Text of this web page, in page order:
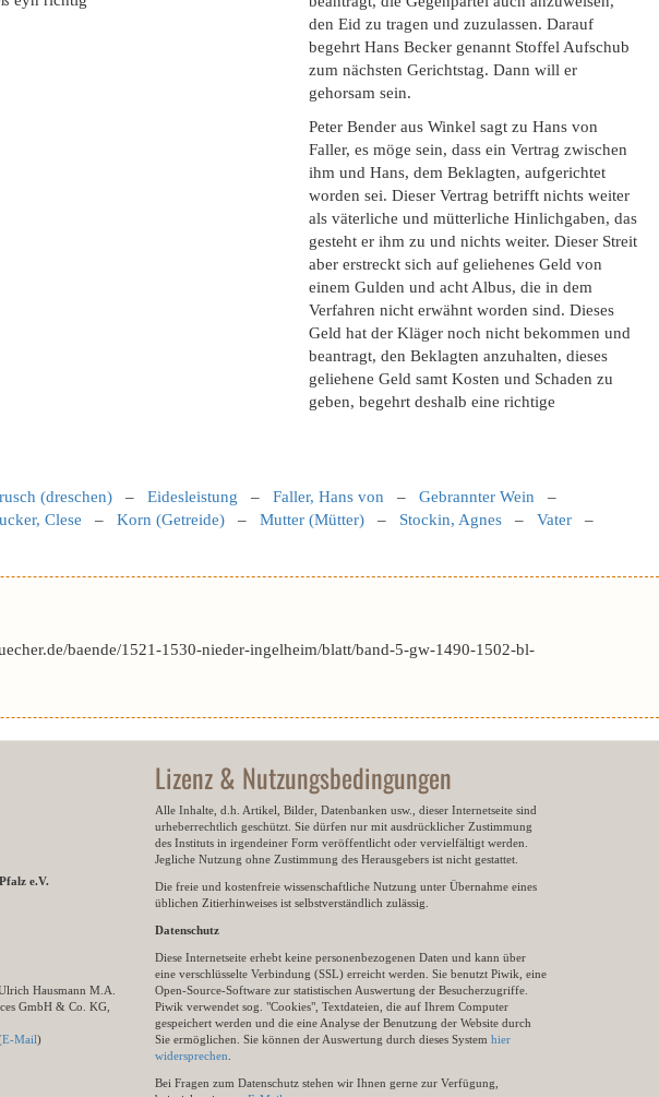
den Eid zu tragen und zuzulassen. Darauf
begehrt Hans Becker genannt Stoffel Aufschub
zum nächsten Gerichtstag. Dann will er
gehorsam sein.
Peter Bender aus Winkel sagt zu Hans von
Faller, es möge sein, dass ein Vertrag zwischen
ihm und Hans, dem Beklagten, aufgerichtet
worden sei. Dieser Vertrag betrifft nichts weiter
als väterliche und mütterliche Hinlichgaben, das
gesteht er ihm zu und nichts weiter. Dieser Streit
aber erstreckt sich auf geliehenes Geld von
einem Gulden und acht Albus, die in dem
Verfahren nicht erwähnt worden sind. Dieses
Geld hat der Kläger noch nicht bekommen und
beantragt, den Beklagten anzuhalten, dieses
geliehene Geld samt Kosten und Schaden zu
geben, begehrt deshalb eine richtige
(dreschen) – Eidesleistung – Faller, Hans von – Gebrannter Wein –
Clese – Korn (Getreide) – Mutter (Mütter) – Stockin, Agnes – Vater –
baende/1521-1530-nieder-ingelheim/blatt/band-5-gw-1490-1502-bl-
e.V.
Hausmann M.A.
GmbH & Co. KG,
E-Mail)
Lizenz & Nutzungsbedingungen
Alle Inhalte, d.h. Artikel, Bilder, Datenbanken usw., dieser Internetseite sind
urheberrechtlich geschützt. Sie dürfen nur mit ausdrücklicher Zustimmung
des Instituts in irgendeiner Form veröffentlicht oder vervielfältigt werden.
Jegliche Nutzung ohne Zustimmung des Herausgebers ist nicht gestattet.
Die freie und kostenfreie wissenschaftliche Nutzung unter Übernahme eines
üblichen Zitierhinweises ist selbstverständlich zulässig.
Datenschutz
Diese Internetseite erhebt keine personenbezogenen Daten und kann über
eine verschlüsselte Verbindung (SSL) erreicht werden. Sie benutzt Piwik, eine
Open-Source-Software zur statistischen Auswertung der Besucherzugriffe.
Piwik verwendet sog. "Cookies", Textdateien, die auf Ihrem Computer
gespeichert werden und die eine Analyse der Benutzung der Website durch
Sie ermöglichen. Sie können der Auswertung durch dieses System hier
widersprechen
Bei Fragen zum Datenschutz stehen wir Ihnen gerne zur Verfügung,